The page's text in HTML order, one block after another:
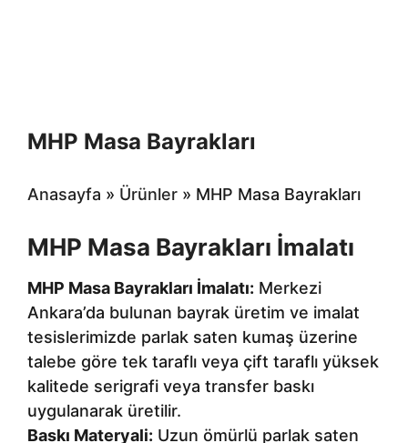
MHP Masa Bayrakları
Anasayfa » Ürünler » MHP Masa Bayrakları
MHP Masa Bayrakları İmalatı
MHP Masa Bayrakları İmalatı: Merkezi
Ankara’da bulunan bayrak üretim ve imalat
tesislerimizde parlak saten kumaş üzerine
talebe göre tek taraflı veya çift taraflı yüksek
kalitede serigrafi veya transfer baskı
uygulanarak üretilir.
Baskı Materyali: Uzun ömürlü parlak saten